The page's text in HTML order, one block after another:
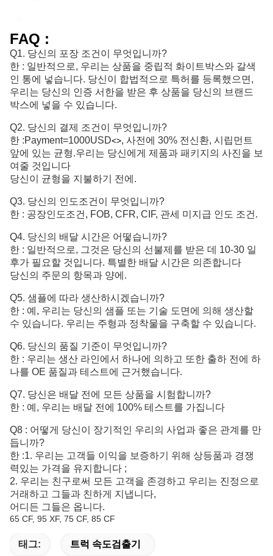
FAQ :
Q1. 당신의 포장 조건이 무엇입니까?
한 : 일반적으로, 우리는 상품을 중립적 화이트박스와 갈색
인 통에 넣습니다. 당신이 합법적으로 특허를 등록했으면,
우리는 당신의 인증 서한을 받은 후 상품을 당신의 브랜드
박스에 넣을 수 있습니다.
Q2. 당신의 결제 조건이 무엇입니까?
한 :Payment=1000USD<>, 사전에 30% 전신환, 시립먼트
앞에 있는 균형.우리는 당신에게 제품과 패키지의 사진을 보
여줄 것입니다
당신이 균형을 지불하기 전에.
Q3. 당신의 인도조건이 무엇입니까?
한 : 공장인도조건, FOB, CFR, CIF, 관세 미지급 인도 조건.
Q4. 당신의 배달 시간은 어떻습니까?
한 : 일반적으로, 그것은 당신의 선불제를 받은 데 10-30 일
후가 필요할 것입니다. 특별한 배달 시간은 의존합니다
당신의 주문의 항목과 양에.
Q5. 샘플에 따라 생산하시겠습니까?
한 : 예, 우리는 당신의 샘플 또는 기술 도면에 의해 생산할
수 있습니다. 우리는 주형과 정착물을 구축할 수 있습니다.
Q6. 당신의 품질 기준이 무엇입니까?
한 : 우리는 생산 라인에서 하나에 의하고 또한 출하 전에 하
나를 OE 품질과 테스트에 근거했습니다.
Q7. 당신은 배달 전에 모든 상품을 시험합니까?
한 : 예, 우리는 배달 전에 100% 테스트를 가집니다
Q8 : 어떻게 당신이 장기적인 우리의 사업과 좋은 관계를 만
듭니까?
한 :1. 우리는 고객들 이익을 보증하기 위해 상등품과 경쟁
력있는 가격을 유지합니다 ;
2. 우리는 친구로써 모든 고객을 존경하고 우리는 진정으로
거래하고 그들과 친하게 지냅니다,
어디든 그들은 옵니다.
65 CF, 95 XF, 75 CF, 85 CF
태그: 트럭 속도검출기